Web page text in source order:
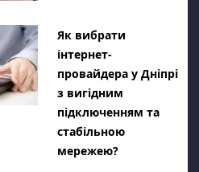
Як вибрати
інтернет-
провайдера у Дніпрі
з вигідним
підключенням та
стабільною
мережею?